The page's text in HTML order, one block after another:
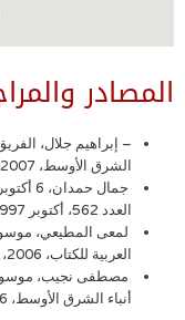
المصادر
– إبراهيم جلال،
الشرق الأوسط، 2007.
جمال
العدد 562، أكتوبر 1997، ص34 وما بعدها.
العربية للكتاب، 2006، ص39.
مصطفى نجيب،
أنباء الشرق الأوسط، 1996، ص322.